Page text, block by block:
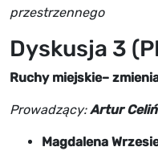
przestrzennego
Dyskusja 3
Ruchy miejskie–
Prowadzący:Artur
Magdalena